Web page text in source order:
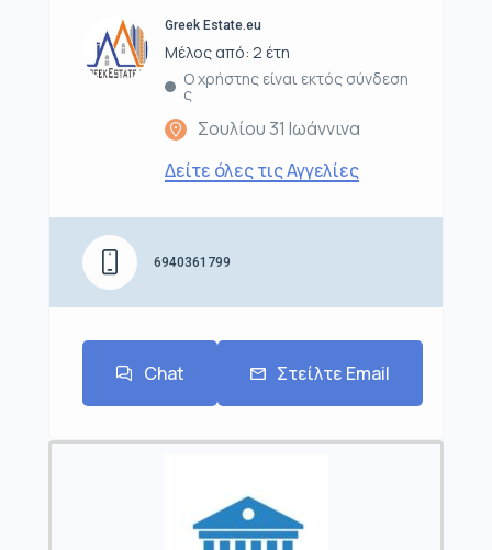
Greek Estate.eu
Μέλος από: 2 έτη
Ο χρήστης είναι εκτός σύνδεση
ς
Σουλίου 31 Ιωάννινα
Δείτε όλες τις Αγγελίες
6940361799
Chat Στείλτε Email